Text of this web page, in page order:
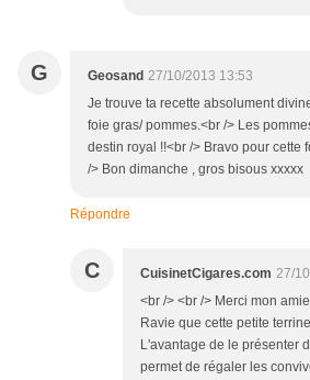
G Geosand 27/10/2013 13:53
Je trouve ta recette absolument
foie gras/ pommes.<br /> Les
destin royal !!<br /> Bravo pour cette
/> Bon dimanche , gros bisous xxxxx
Répondre
C CuisinetCigares.com 27/
<br /> <br /> Merci mon
Ravie que cette petite
L'avantage de le présenter
permet de régaler les